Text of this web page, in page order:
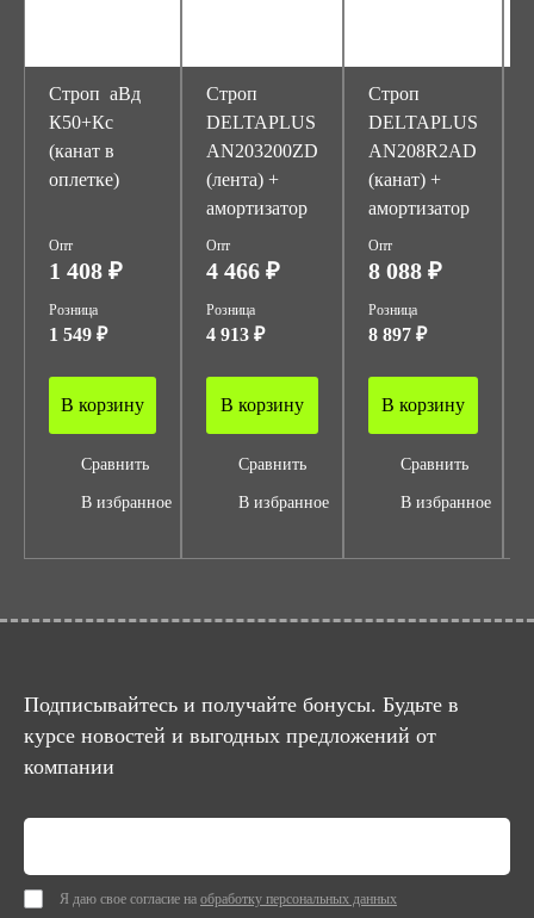
Строп аВд
К50+Кс
(канат в
оплетке)
Опт
1 408 ₽
Розница
1 549 ₽
В корзину
Сравнить
В избранное
Строп
DELTAPLUS
AN203200ZD
(лента) +
амортизатор
Опт
4 466 ₽
Розница
4 913 ₽
В корзину
Сравнить
В избранное
Строп
DELTAPLUS
AN208R2AD
(канат) +
амортизатор
Опт
8 088 ₽
Розница
8 897 ₽
В корзину
Сравнить
В избранное
Подписывайтесь и получайте бонусы. Будьте в
курсе новостей и выгодных предложений от
компании
Я даю свое согласие на обработку персональных данных